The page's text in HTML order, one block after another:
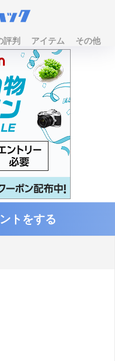
評判 アイテム その他
トをする